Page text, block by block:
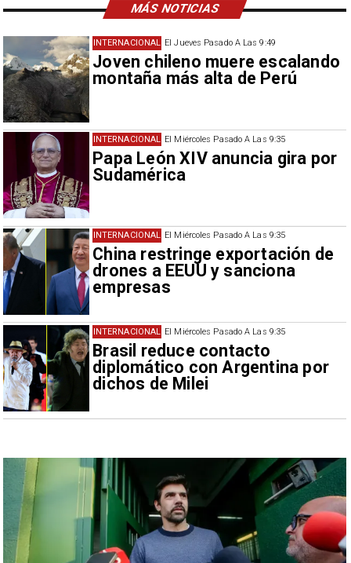
MÁS NOTICIAS
El Jueves Pasado A Las 9:49
Joven chileno muere escalando
montaña más alta de Perú
INTERNACIONAL
El Miércoles Pasado A Las 9:35
Papa León XIV anuncia gira por
Sudamérica
INTERNACIONAL
El Miércoles Pasado A Las 9:35
China restringe exportación de
drones a EEUU y sanciona
empresas
INTERNACIONAL
El Miércoles Pasado A Las 9:35
Brasil reduce contacto
diplomático con Argentina por
dichos de Milei
INTERNACIONAL